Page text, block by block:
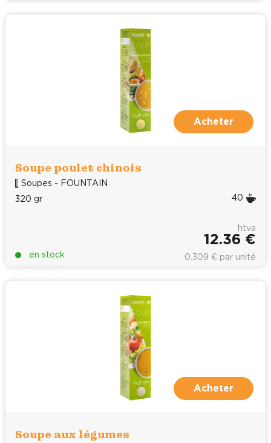
Acheter
Soupe poulet chinois
Soupes - FOUNTAIN
320 gr
40
en stock
htva
12.36 €
0.309 € par unité
Acheter
Soupe aux légumes